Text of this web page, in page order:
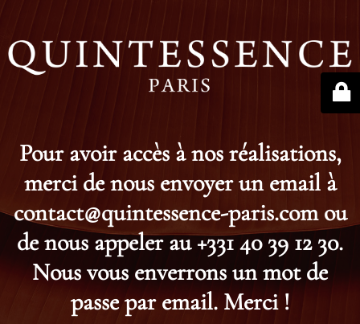
Pour avoir accès à nos réalisations,
merci de nous envoyer un email à
contact@quintessence-paris.com ou
de nous appeler au +331 40 39 12 30.
Nous vous enverrons un mot de
passe par email. Merci !